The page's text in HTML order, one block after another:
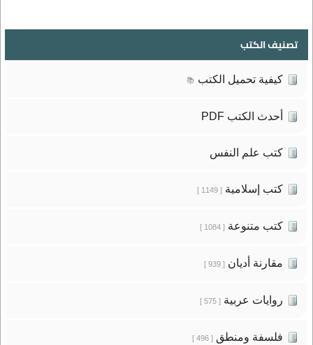
تصنيف الكتب
كيفية تحميل الكتب 📚
أحدث الكتب PDF
كتب علم النفس
كتب إسلامية[ 1149 ]
كتب متنوعة[ 1084 ]
مقارنة أديان[ 939 ]
روايات عربية[ 575 ]
فلسفة ومنطق[ 496 ]